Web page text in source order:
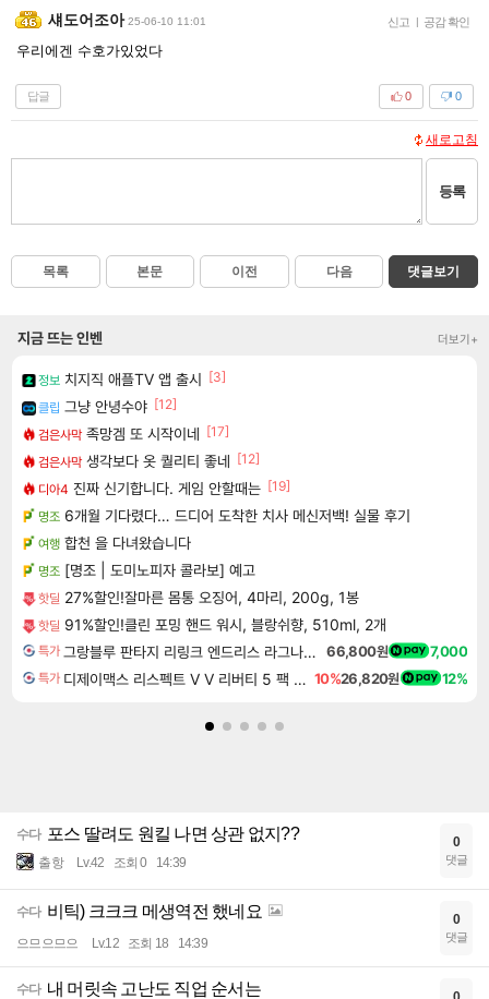
섀도어조아 25-06-10 11:01 신고 | 공감 확인
우리에겐 수호가있었다
답글 0
0
새로고침
등록
목록 본문 이전 다음 댓글보기
지금 뜨는 인벤 더보기+
정보 치지직 애플TV 앱 출시 [3]
클립 그냥 안녕수야 [12]
검은사막 족망겜 또 시작이네 [17]
검은사막 생각보다 옷 퀄리티 좋네 [12]
디아4 진짜 신기합니다. 게임 안할때는 [19]
명조 6개월 기다렸다… 드디어 도착한 치사 메신저백! 실물 후기
여행 합천 을 다녀왔습니다
명조 [명조 | 도미노피자 콜라보] 예고
핫딜 27%할인!잘마른 몸통 오징어, 4마리, 200g, 1봉
핫딜 91%할인!클린 포밍 핸드 워시, 블랑쉬향, 510ml, 2개
특가 그랑블루 판타지 리링크 엔드리스 라그나로크 Granblue Fantasy Relink Endless Ragnarok 66,800원 7,000
특가 디제이맥스 리스펙트 V V 리버티 5 팩 DJMAX RESPECT V V Liberty 5 Pack DLC 10%26,820원 12%
수다 포스 딸려도 원킬 나면 상관 없지??
출항 Lv.42 조회 0 14:39
0
댓글
수다 비틱) 크크크 메생역전 했네요
으므으므으 Lv.12 조회 18 14:39
0
댓글
수다 내 머릿속 고난도 직업 순서는